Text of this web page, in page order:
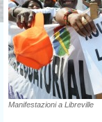
Manifestazioni a Libreville